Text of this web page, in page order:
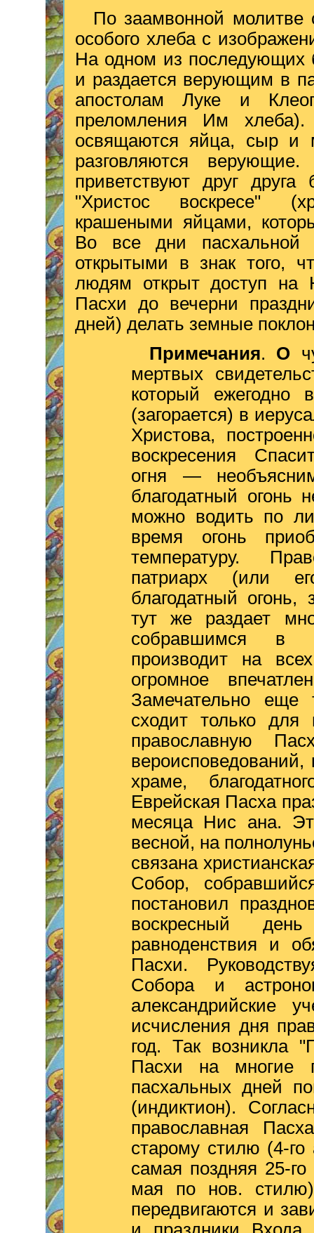
По заамвонной
особого хлеба с
На одном из последующих
и раздается верующим в
апостолам Луке и
преломления Им
освящаются яйца, сыр и
разговляются
приветствуют друг
"Христос воскресе"
крашеными яйцами,
Во все дни пасхальной
открытыми в знак того,
людям открыт доступ на
Пасхи до вечерни
дней) делать земные
Примечания. О
мертвых
который ежегодно
(загорается) в
Христова,
воскресения
огня —
благодатный огонь
можно водить по
время огонь
температуру.
патриарх (или
благодатный огонь,
тут же раздает
собравшимся в
производит на
огромное
Замечательно еще
сходит только для
православную
храме,
Еврейская Пасха
месяца Нис ана.
весной, на
связана
Собор,
постановил
воскресный
равноденствия и
Пасхи.
Собора и
александрийские
исчисления дня
год. Так возникла
Пасхи на многие
пасхальных дней
(индиктион).
православная
старому стилю (4-
самая поздняя 25-
мая по нов.
передвигаются и